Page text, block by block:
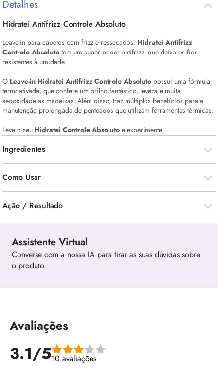
Detalhes
Hidratei Antifrizz Controle Absoluto
Leave-in para cabelos com frizz e ressecados. Hidratei Antifrizz
Controle Absoluto tem um super poder antifrizz, que deixa os fios
resistentes à umidade.
O Leave-in Hidratei Antifrizz Controle Absoluto possui uma fórmula
termoativada, que confere um brilho fantástico, leveza e muita
sedosidade as madeixas. Além disso, traz múltiplos benefícios para a
manutenção prolongada de penteados que utilizam ferramentas térmicas.
Leve o seu Hidratei Controle Absoluto e experimente!
Ingredientes
Como Usar
Ação / Resultado
Assistente Virtual
Converse com a nossa IA para tirar as suas dúvidas sobre
o produto.
Avaliações
3.1/510 avaliações